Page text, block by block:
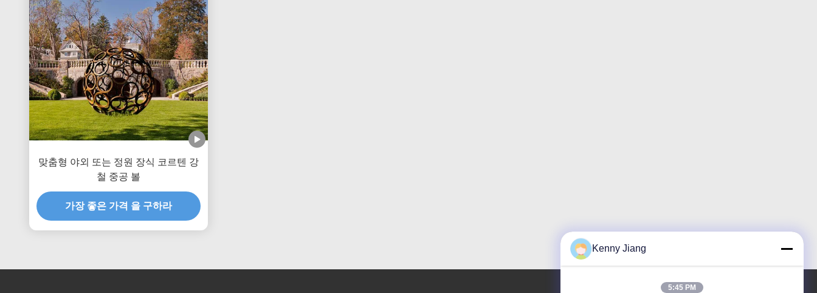
맞춤형 야외 또는 정원 장식 코르텐 강
철 중공 볼
가장 좋은 가격 을 구하라
Kenny Jiang
5:45 PM